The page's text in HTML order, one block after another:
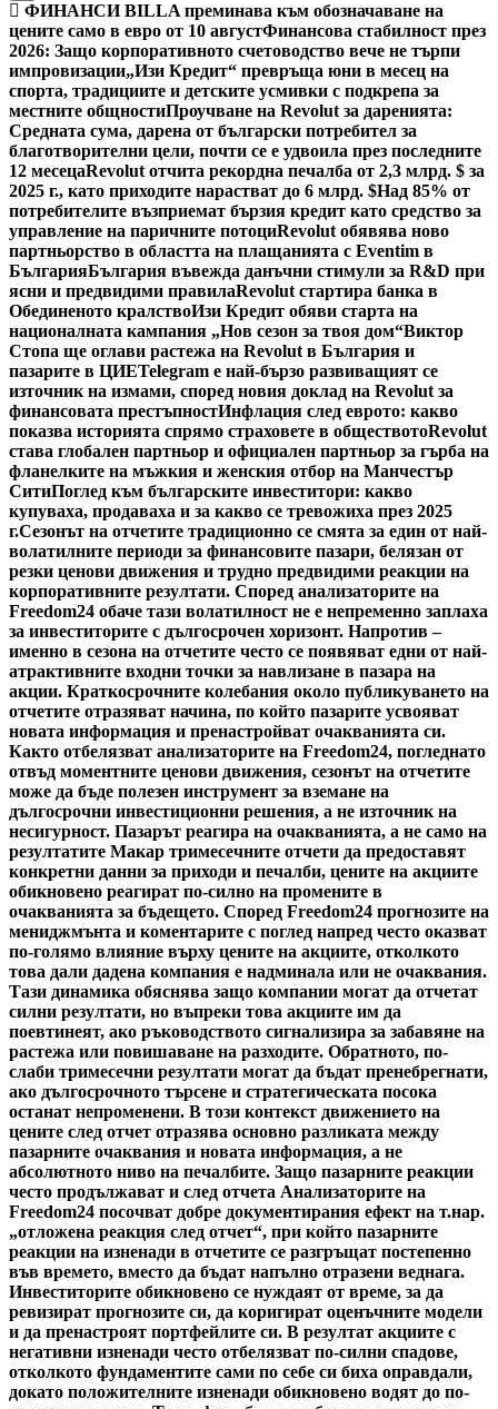
ФИНАНСИ BILLA преминава към обозначаване на
цените само в евро от 10 августФинансова стабилност през
2026: Защо корпоративното счетоводство вече не търпи
импровизации„Изи Кредит“ превръща юни в месец на
спорта, традициите и детските усмивки с подкрепа за
местните общностиПроучване на Revolut за даренията:
Средната сума, дарена от български потребител за
благотворителни цели, почти се е удвоила през последните
12 месецаRevolut отчита рекордна печалба от 2,3 млрд. $ за
2025 г., като приходите нарастват до 6 млрд. $Над 85% от
потребителите възприемат бързия кредит като средство за
управление на паричните потоциRevolut обявява ново
партньорство в областта на плащанията с Eventim в
БългарияБългария въвежда данъчни стимули за R&D при
ясни и предвидими правилаRevolut стартира банка в
Обединеното кралствоИзи Кредит обяви старта на
националната кампания „Нов сезон за твоя дом“Виктор
Стопа ще оглави растежа на Revolut в България и
пазарите в ЦИЕTelegram е най-бързо развиващият се
източник на измами, според новия доклад на Revolut за
финансовата престъпностИнфлация след еврото: какво
показва историята спрямо страховете в обществотоRevolut
става глобален партньор и официален партньор за гърба на
фланелките на мъжкия и женския отбор на Манчестър
СитиПоглед към българските инвеститори: какво
купуваха, продаваха и за какво се тревожиха през 2025
г.Сезонът на отчетите традиционно се смята за един от най-
волатилните периоди за финансовите пазари, белязан от
резки ценови движения и трудно предвидими реакции на
корпоративните резултати. Според анализаторите на
Freedom24 обаче тази волатилност не е непременно заплаха
за инвеститорите с дългосрочен хоризонт. Напротив –
именно в сезона на отчетите често се появяват едни от най-
атрактивните входни точки за навлизане в пазара на
акции. Краткосрочните колебания около публикуването на
отчетите отразяват начина, по който пазарите усвояват
новата информация и пренастройват очакванията си.
Както отбелязват анализаторите на Freedom24, погледнато
отвъд моментните ценови движения, сезонът на отчетите
може да бъде полезен инструмент за вземане на
дългосрочни инвестиционни решения, а не източник на
несигурност. Пазарът реагира на очакванията, а не само на
резултатите Макар тримесечните отчети да предоставят
конкретни данни за приходи и печалби, цените на акциите
обикновено реагират по-силно на промените в
очакванията за бъдещето. Според Freedom24 прогнозите на
мениджмънта и коментарите с поглед напред често оказват
по-голямо влияние върху цените на акциите, отколкото
това дали дадена компания е надминала или не очаквания.
Тази динамика обяснява защо компании могат да отчетат
силни резултати, но въпреки това акциите им да
поевтинеят, ако ръководството сигнализира за забавяне на
растежа или повишаване на разходите. Обратното, по-
слаби тримесечни резултати могат да бъдат пренебрегнати,
ако дългосрочното търсене и стратегическата посока
останат непроменени. В този контекст движението на
цените след отчет отразява основно разликата между
пазарните очаквания и новата информация, а не
абсолютното ниво на печалбите. Защо пазарните реакции
често продължават и след отчета Анализаторите на
Freedom24 посочват добре документирания ефект на т.нар.
„отложена реакция след отчет“, при който пазарните
реакции на изненади в отчетите се разгръщат постепенно
във времето, вместо да бъдат напълно отразени веднага.
Инвеститорите обикновено се нуждаят от време, за да
ревизират прогнозите си, да коригират оценъчните модели
и да пренастроят портфейлите си. В резултат акциите с
негативни изненади често отбелязват по-силни спадове,
отколкото фундаментите сами по себе си биха оправдали,
докато положителните изненади обикновено водят до по-